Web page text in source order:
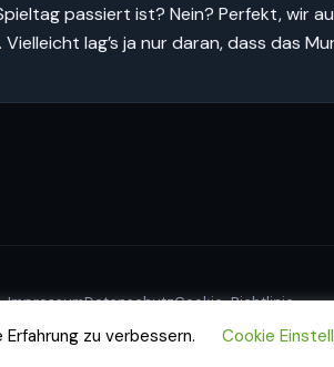
passiert ist? Nein? Perfekt, wir
lag’s ja nur daran, dass das
ImpressumDatenschutzCookie-Richtlinie
© 2026 Dartfighters Greifswald e.V.
zu verbessern. Cookie